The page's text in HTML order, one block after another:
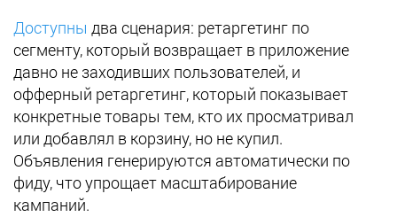
Доступны два сценария: ретаргетинг по
сегменту, который возвращает в приложение
давно не заходивших пользователей, и
офферный ретаргетинг, который показывает
конкретные товары тем, кто их просматривал
или добавлял в корзину, но не купил.
Объявления генерируются автоматически по
фиду, что упрощает масштабирование
кампаний.